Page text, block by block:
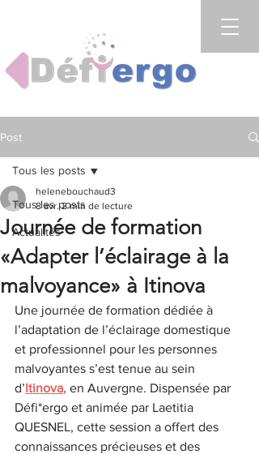
Post
Tous les posts
Actualités
Tous les posts
Journée de formation
«Adapter l’éclairage à la
malvoyance» à Itinova
helenebouchaud3
8 avr. 2 min de lecture
Une journée de formation dédiée à
l’adaptation de l’éclairage domestique
et professionnel pour les personnes
malvoyantes s’est tenue au sein
d’Itinova, en Auvergne. Dispensée par
Défi*ergo et animée par Laetitia
QUESNEL, cette session a offert des
connaissances précieuses et des